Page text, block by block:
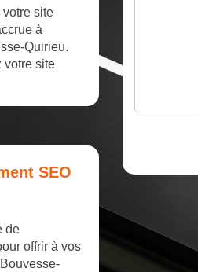
site
à
Quirieu.
votre site
SEO
de
offrir à vos